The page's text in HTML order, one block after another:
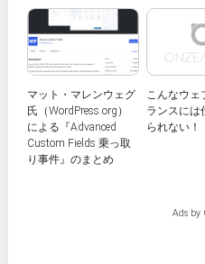
マット・マレンウェグ
氏（WordPress.org）
による『Advanced
Custom Fields 乗っ取
り事件』のまとめ
こんなウェ
ランスには
られない！
Ads by